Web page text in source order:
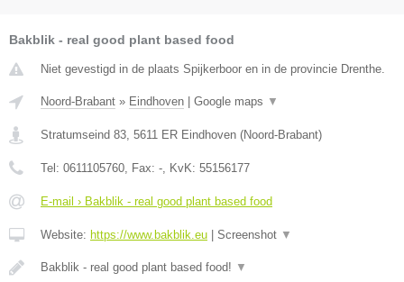
Bakblik - real good plant based food
Niet gevestigd in de plaats Spijkerboor en in de provincie Drenthe.
Noord-Brabant » Eindhoven Google maps ▼
Stratumseind 83, 5611 ER Eindhoven (Noord-Brabant)
Tel: 0611105760, Fax: -, KvK: 55156177
E-mail › Bakblik - real good plant based food
Website: https://www.bakblik.eu Screenshot ▼
Bakblik - real good plant based food! ▼